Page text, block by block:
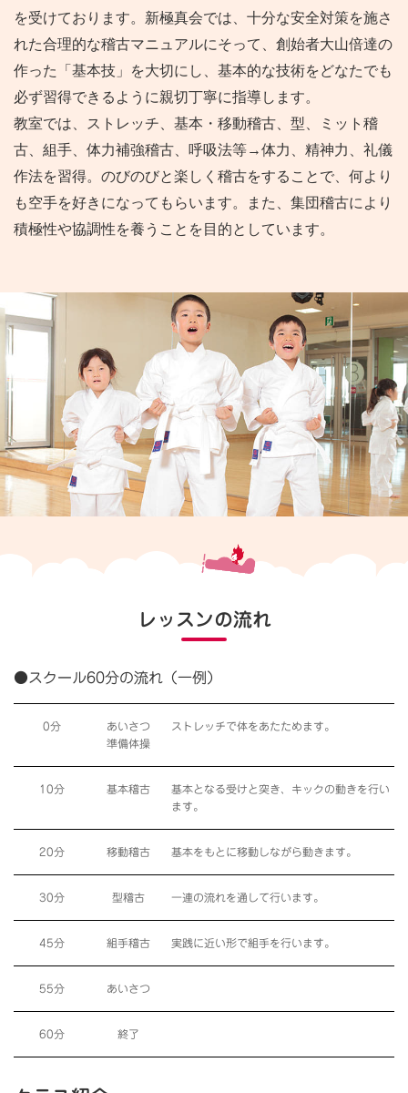
を受けております。新極真会では、十分な安全対策を施さ
れた合理的な稽古マニュアルにそって、創始者大山倍達の
作った「基本技」を大切にし、基本的な技術をどなたでも
必ず習得できるように親切丁寧に指導します。
教室では、ストレッチ、基本・移動稽古、型、ミット稽
古、組手、体力補強稽古、呼吸法等→体力、精神力、礼儀
作法を習得。のびのびと楽しく稽古をすることで、何より
も空手を好きになってもらいます。また、集団稽古により
積極性や協調性を養うことを目的としています。
レッスンの流れ
●スクール60分の流れ（一例）
0分
あいさつ
準備体操
ストレッチで体をあたためます。
10分 基本稽古
基本となる受けと突き、キックの動きを行い
ます。
20分 移動稽古 基本をもとに移動しながら動きます。
30分 型稽古 一連の流れを通して行います。
45分 組手稽古 実践に近い形で組手を行います。
55分 あいさつ
60分 終了